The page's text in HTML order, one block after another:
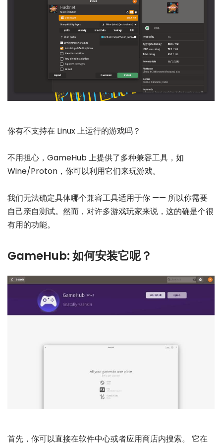
你有不支持在 Linux 上运行的游戏吗？
不用担心，GameHub 上提供了多种兼容工具，如
Wine/Proton，你可以利用它们来玩游戏。
我们无法确定具体哪个兼容工具适用于你 —— 所以你需要
自己亲自测试。然而，对许多游戏玩家来说，这的确是个很
有用的功能。
GameHub: 如何安装它呢？
首先，你可以直接在软件中心或者应用商店内搜索。 它在